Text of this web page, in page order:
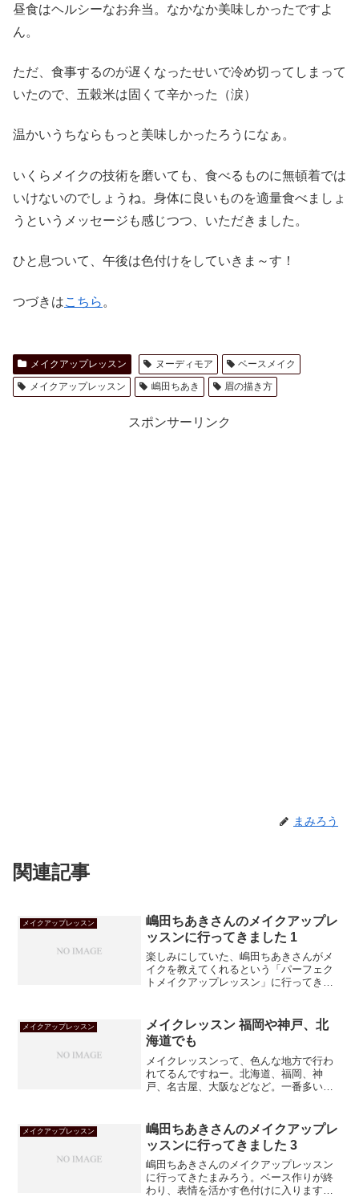
昼食はヘルシーなお弁当。なかなか美味しかったですよ
ん。
ただ、食事するのが遅くなったせいで冷め切ってしまって
いたので、五穀米は固くて辛かった（涙）
温かいうちならもっと美味しかったろうになぁ。
いくらメイクの技術を磨いても、食べるものに無頓着では
いけないのでしょうね。身体に良いものを適量食べましょ
うというメッセージも感じつつ、いただきました。
ひと息ついて、午後は色付けをしていきま～す！
つづきはこちら 。
メイクアップレッスン ヌーディモア
ベースメイク
メイクアップレッスン
嶋田ちあき 眉の描き方
スポンサーリンク
まみろう
関連記事
メイクアップレッスン
嶋田ちあきさんのメイクアップレ
ッスンに行ってきました 1
楽しみにしていた、嶋田ちあきさんがメ
イクを教えてくれるという「パーフェク
トメイクアップレッスン」に行ってきま
た・・・。
メイクアップレッスン
メイクレッスン 福岡や神戸、北
海道でも
メイクレッスンって、色んな地方で行わ
れてるんですねー。北海道、福岡、神
戸、名古屋、大阪などなど。一番多いの
メイクアップレッスン
嶋田ちあきさんのメイクアップレ
ッスンに行ってきました 3
嶋田ちあきさんのメイクアップレッスン
に行ってきたまみろう。ベース作りが終
わり、表情を活かす色付けに入ります。